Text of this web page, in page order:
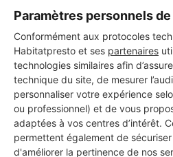
Paramètres personnels
Conformément aux protocoles
Habitatpresto et ses partenaires
technologies similaires afin
technique du site, de mesurer
personnaliser votre expérience
ou professionnel) et de vous
adaptées à vos centres d’intérêt.
permettent également de
d'améliorer la pertinence de nos
DEMANDER